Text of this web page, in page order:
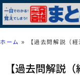
ホーム » 【過去問解説（
【過去問解説